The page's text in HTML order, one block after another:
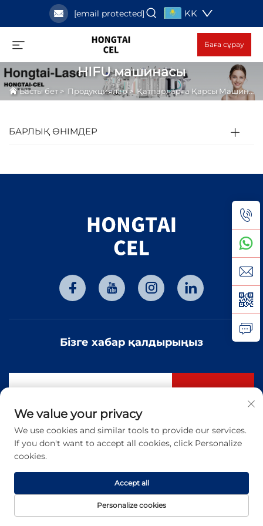
[email protected] KK
Баға сұрау
HIFU машинасы
Басты бет > Продукциялар> Қатпарларға Қарсы Машина >
БАРЛЫҚ ӨНІМДЕР
Бізге хабар қалдырыңыз
Copyright © 2026 Тяньцзинь Хунтай оптоэлектрондық
технологиялар компаниясы, шектеусіз жауапкершіліктік
қоғамы. Барлық құқықтар қорғалған. -
We value your privacy
We use cookies and similar tools to provide our services.
If you don't want to accept all cookies, click Personalize
cookies.
Personalize cookies
Accept all